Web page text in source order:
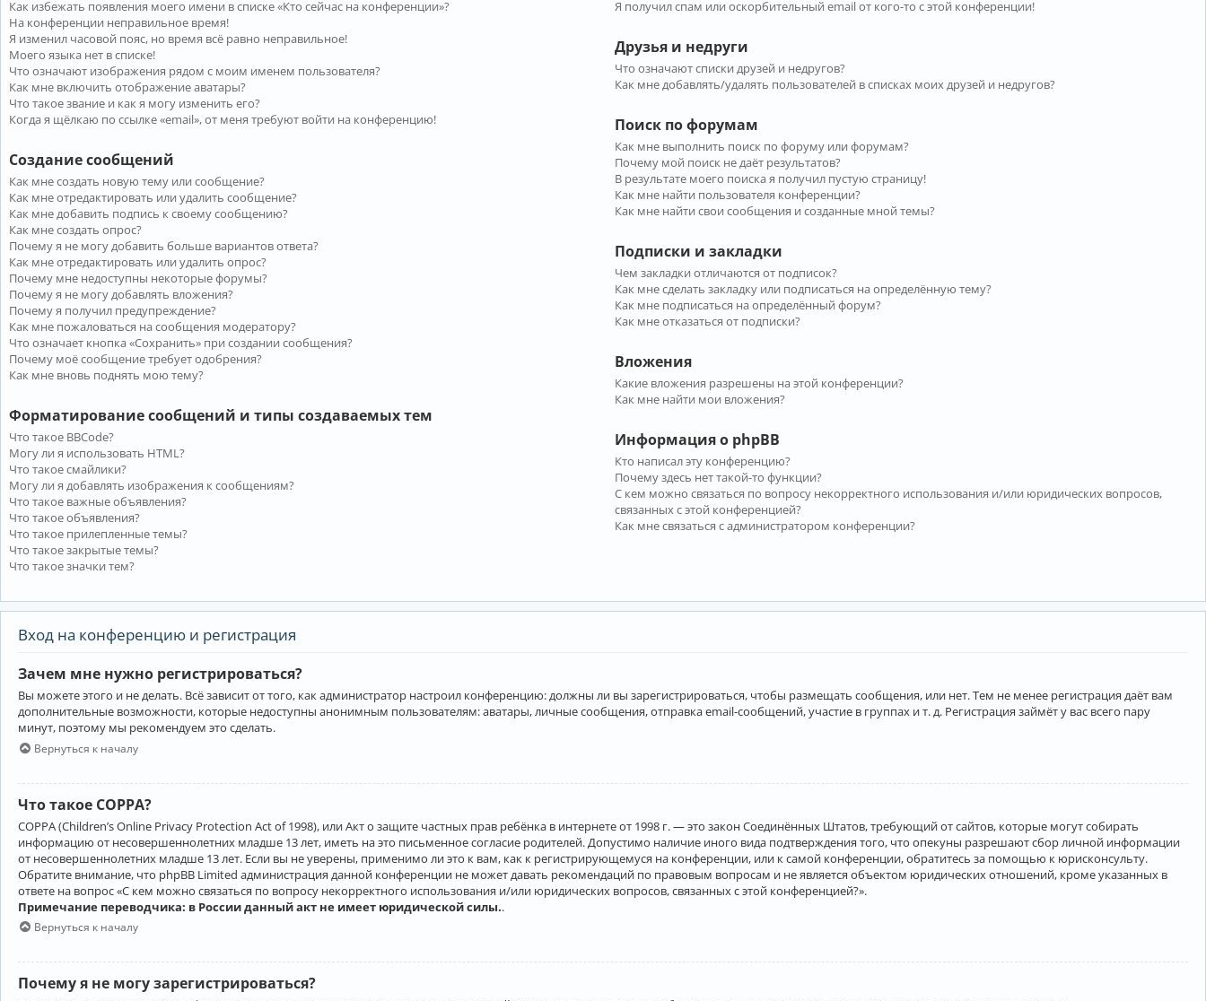
Как избежать появления моего имени в списке «Кто сейчас на конференции»?
На конференции неправильное время!
Я изменил часовой пояс, но время всё равно неправильное!
Моего языка нет в списке!
Что означают изображения рядом с моим именем пользователя?
Как мне включить отображение аватары?
Что такое звание и как я могу изменить его?
Когда я щёлкаю по ссылке «email», от меня требуют войти на конференцию!
Создание сообщений
Как мне создать новую тему или сообщение?
Как мне отредактировать или удалить сообщение?
Как мне добавить подпись к своему сообщению?
Как мне создать опрос?
Почему я не могу добавить больше вариантов ответа?
Как мне отредактировать или удалить опрос?
Почему мне недоступны некоторые форумы?
Почему я не могу добавлять вложения?
Почему я получил предупреждение?
Как мне пожаловаться на сообщения модератору?
Что означает кнопка «Сохранить» при создании сообщения?
Почему моё сообщение требует одобрения?
Как мне вновь поднять мою тему?
Форматирование сообщений и типы создаваемых тем
Что такое BBCode?
Могу ли я использовать HTML?
Что такое смайлики?
Могу ли я добавлять изображения к сообщениям?
Что такое важные объявления?
Что такое объявления?
Что такое прилепленные темы?
Что такое закрытые темы?
Что такое значки тем?
Я получил спам или оскорбительный email от кого-то с этой конференции!
Друзья и недруги
Что означают списки друзей и недругов?
Как мне добавлять/удалять пользователей в списках моих друзей и недругов?
Поиск по форумам
Как мне выполнить поиск по форуму или форумам?
Почему мой поиск не даёт результатов?
В результате моего поиска я получил пустую страницу!
Как мне найти пользователя конференции?
Как мне найти свои сообщения и созданные мной темы?
Подписки и закладки
Чем закладки отличаются от подписок?
Как мне сделать закладку или подписаться на определённую тему?
Как мне подписаться на определённый форум?
Как мне отказаться от подписки?
Вложения
Какие вложения разрешены на этой конференции?
Как мне найти мои вложения?
Информация о phpBB
Кто написал эту конференцию?
Почему здесь нет такой-то функции?
С кем можно связаться по вопросу некорректного использования и/или юридических вопросов,
связанных с этой конференцией?
Как мне связаться с администратором конференции?
Вход на конференцию и регистрация
Зачем мне нужно регистрироваться?
Вы можете этого и не делать. Всё зависит от того, как администратор настроил конференцию: должны ли вы зарегистрироваться, чтобы размещать сообщения, или нет. Тем не менее регистрация даёт вам
дополнительные возможности, которые недоступны анонимным пользователям: аватары, личные сообщения, отправка email-сообщений, участие в группах и т. д. Регистрация займёт у вас всего пару
минут, поэтому мы рекомендуем это сделать.
Вернуться к началу
Что такое COPPA?
COPPA (Children’s Online Privacy Protection Act of 1998), или Акт о защите частных прав ребёнка в интернете от 1998 г. — это закон Соединённых Штатов, требующий от сайтов, которые могут собирать
информацию от несовершеннолетних младше 13 лет, иметь на это письменное согласие родителей. Допустимо наличие иного вида подтверждения того, что опекуны разрешают сбор личной информации
от несовершеннолетних младше 13 лет. Если вы не уверены, применимо ли это к вам, как к регистрирующемуся на конференции, или к самой конференции, обратитесь за помощью к юрисконсульту.
Обратите внимание, что phpBB Limited администрация данной конференции не может давать рекомендаций по правовым вопросам и не является объектом юридических отношений, кроме указанных в
ответе на вопрос «С кем можно связаться по вопросу некорректного использования и/или юридических вопросов, связанных с этой конференцией?».
Примечание переводчика: в России данный акт не имеет юридической силы..
Вернуться к началу
Почему я не могу зарегистрироваться?